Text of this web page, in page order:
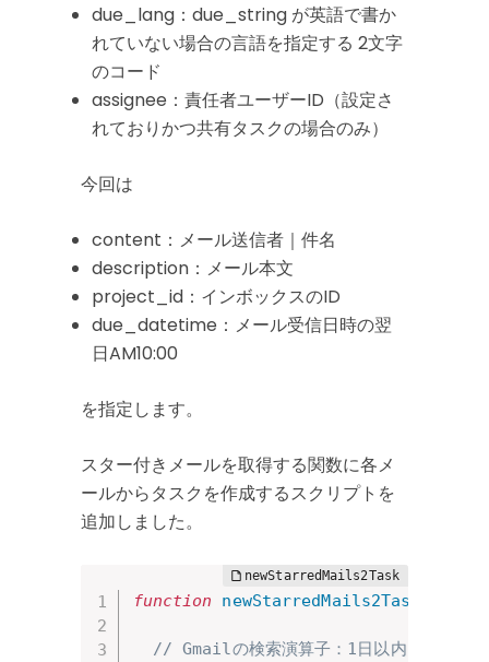
due_lang：due_string が英語で書か
れていない場合の言語を指定する 2文字
のコード
assignee：責任者ユーザーID（設定さ
れておりかつ共有タスクの場合のみ）
今回は
content：メール送信者｜件名
description：メール本文
project_id：インボックスのID
due_datetime：メール受信日時の翌
日AM10:00
を指定します。
スター付きメールを取得する関数に各メ
ールからタスクを作成するスクリプトを
追加しました。
function newStarredMails2Task
// Gmailの検索演算子：1日以内に受信した